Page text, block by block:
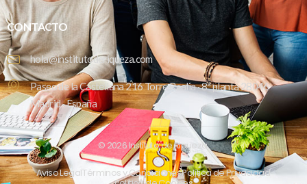
CONTACTO
hola@institutoderiqueza.com
Paseo de la Castellana 216 Torre Realia · 8ª planta 28046
Madrid · España
© 2026 Instituto de Riqueza.
Aviso LegalTérminos y CondicionesPolítica de Privacidad